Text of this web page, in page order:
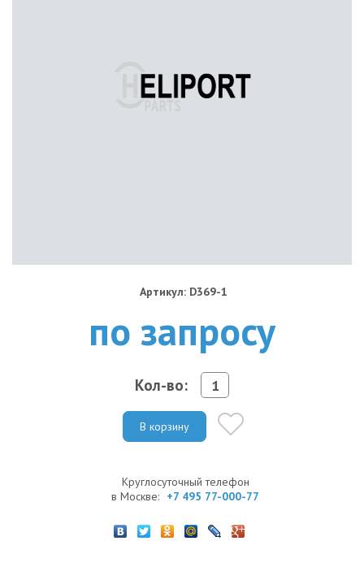
Артикул: D369-1
по запросу
Кол-во:
В корзину
Круглосуточный телефон
в Москве: +7 495 77-000-77